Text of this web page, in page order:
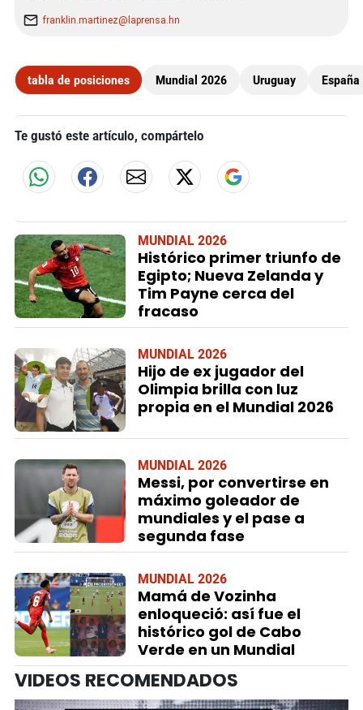
franklin.martinez@laprensa.hn
tabla de posiciones Mundial 2026 Uruguay España
Te gustó este artículo, compártelo
MUNDIAL 2026
Histórico primer triunfo de
Egipto; Nueva Zelanda y
Tim Payne cerca del
fracaso
MUNDIAL 2026
Hijo de ex jugador del
Olimpia brilla con luz
propia en el Mundial 2026
MUNDIAL 2026
Messi, por convertirse en
máximo goleador de
mundiales y el pase a
segunda fase
MUNDIAL 2026
Mamá de Vozinha
enloqueció: así fue el
histórico gol de Cabo
Verde en un Mundial
VIDEOS RECOMENDADOS